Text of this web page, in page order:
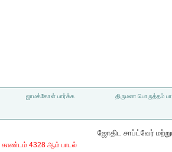
ஜாமக்கோள் பார்க்க திருமண பொருத்தம்
ஜோதிட சாப்ட்வேர்
காண்டம் 4328 ஆம் பாடல்